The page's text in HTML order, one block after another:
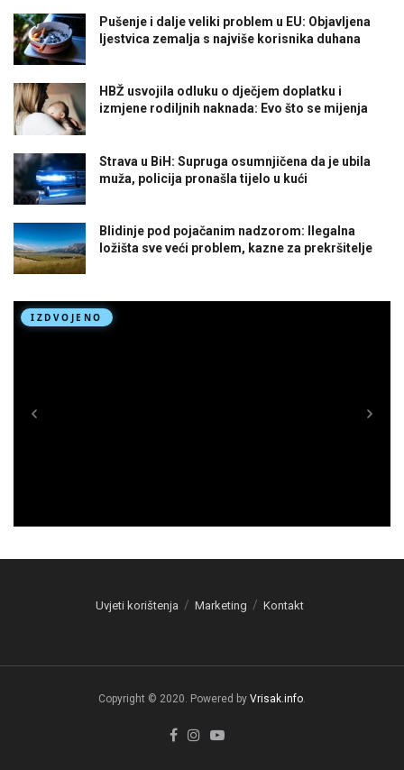
Pušenje i dalje veliki problem u EU: Objavljena
ljestvica zemalja s najviše korisnika duhana
HBŽ usvojila odluku o dječjem doplatku i
izmjene rodiljnih naknada: Evo što se mijenja
Strava u BiH: Supruga osumnjičena da je ubila
muža, policija pronašla tijelo u kući
Blidinje pod pojačanim nadzorom: Ilegalna
ložišta sve veći problem, kazne za prekršitelje
Uvjeti korištenja Marketing Kontakt
Copyright © 2020. Powered by Vrisak.info.